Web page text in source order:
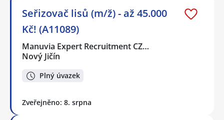
Seřizovač lisů (m/ž) - až 45.000
Kč! (A11089)
Manuvia Expert Recruitment CZ…
Nový Jičín
Plný úvazek
Zveřejněno: 8. srpna